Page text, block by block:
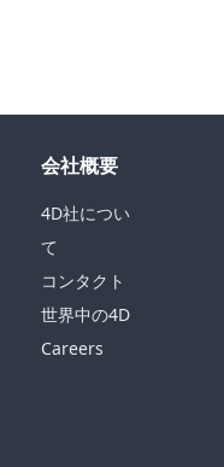
会社概要
4D社につい
て
コンタクト
世界中の4D
Careers